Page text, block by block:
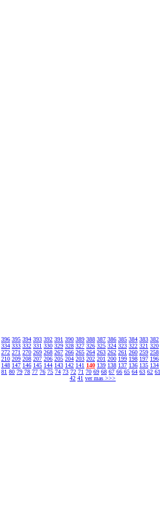
396 395 394 393 392 391 390 389 388 387 386 385 384 383 382
334 333 332 331 330 329 328 327 326 325 324 323 322 321 320
272 271 270 269 268 267 266 265 264 263 262 261 260 259 258
210 209 208 207 206 205 204 203 202 201 200 199 198 197 196
148 147 146 145 144 143 142 141 140 139 138 137 136 135 134
81 80 79 78 77 76 75 74 73 72 71 70 69 68 67 66 65 64 63 62 61
42 41 ver mas >>>